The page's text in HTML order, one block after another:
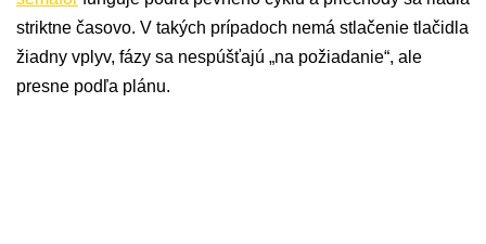
striktne časovo. V takých prípadoch nemá stlačenie tlačidla
žiadny vplyv, fázy sa nespúšťajú „na požiadanie“, ale
presne podľa plánu.